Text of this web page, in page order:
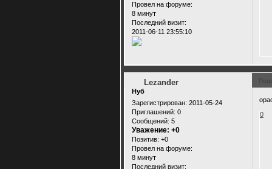
Провел на форуме:
8 минут
Последний визит:
2011-06-11 23:55:10
Lezander
Нуб
Зарегистрирован: 2011-05-24
Приглашений: 0
Сообщений: 5
Уважение: +0
Позитив: +0
Провел на форуме:
8 минут
Последний визит:
0